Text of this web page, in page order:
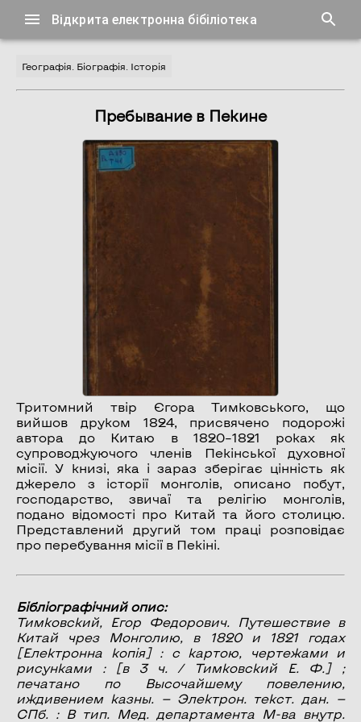
Відкрита електронна бібіліотека
Географія. Біографія. Історія
Пребывание в Пекине
Тритомний твір Єгора Тимковського, що
вийшов друком 1824, присвячено подорожі
автора до Китаю в 1820–1821 роках як
супроводжуючого членів Пекінської духовної
місії. У книзі, яка і зараз зберігає цінність як
джерело з історії монголів, описано побут,
господарство, звичаї та релігію монголів,
подано відомості про Китай та його столицю.
Представлений другий том праці розповідає
про перебування місії в Пекіні.
Бібліографічний опис:
Тимковский, Егор Федорович.
Путешествие в
Китай чрез Монголию, в 1820 и 1821 годах
[Електронна копія] : с картою, чертежами и
рисунками : [в 3 ч. / Тимковский Е. Ф.] ;
печатано по Высочайшему повелению,
иждивением казны. — Электрон. текст. дан. —
СПб. : В тип. Мед. департамента М-ва внутр.